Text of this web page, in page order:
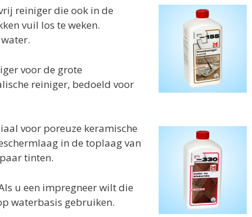
reiniger die ook in de
vuil los te weken.
voor de grote
reiniger, bedoeld voor
voor poreuze keramische
in de toplaag van
tinten.
u een impregneer wilt die
waterbasis gebruiken.